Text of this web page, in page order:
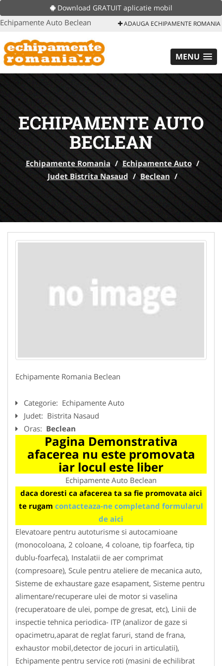
Download GRATUIT aplicatie mobil
Echipamente Auto Beclean ADAUGA ECHIPAMENTE ROMANIA
MENU
ECHIPAMENTE AUTO
BECLEAN
Echipamente Romania / Echipamente Auto /
Judet Bistrita Nasaud / Beclean /
Echipamente Romania Beclean
Categorie: Echipamente Auto
Judet: Bistrita Nasaud
Oras: Beclean
Pagina Demonstrativa
afacerea nu este promovata
iar locul este liber
Echipamente Auto Beclean
daca doresti ca afacerea ta sa fie promovata aici
te rugam contacteaza-ne completand formularul
de aici
Elevatoare pentru autoturisme si autocamioane
(monocoloana, 2 coloane, 4 coloane, tip foarfeca, tip
dublu-foarfeca), Instalatii de aer comprimat
(compresoare), Scule pentru ateliere de mecanica auto,
Sisteme de exhaustare gaze esapament, Sisteme pentru
alimentare/recuperare ulei de motor si vaselina
(recuperatoare de ulei, pompe de gresat, etc), Linii de
inspectie tehnica periodica- ITP (analizor de gaze si
opacimetru,aparat de reglat faruri, stand de frana,
exhaustor mobil,detector de jocuri in articulatii),
Echipamente pentru service roti (masini de echilibrat